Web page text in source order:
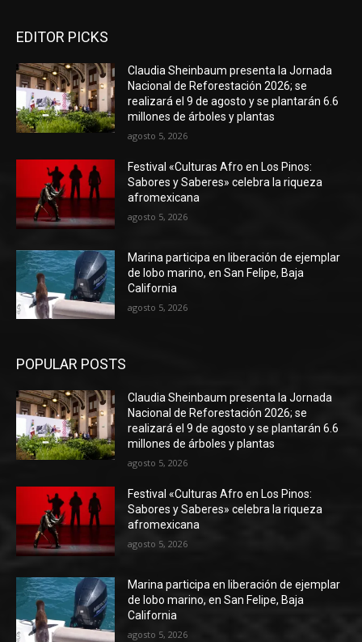
EDITOR PICKS
Claudia Sheinbaum presenta la Jornada
Nacional de Reforestación 2026; se
realizará el 9 de agosto y se plantarán 6.6
millones de árboles y plantas
agosto 5, 2026
Festival «Culturas Afro en Los Pinos:
Sabores y Saberes» celebra la riqueza
afromexicana
agosto 5, 2026
Marina participa en liberación de ejemplar
de lobo marino, en San Felipe, Baja
California
agosto 5, 2026
POPULAR POSTS
Claudia Sheinbaum presenta la Jornada
Nacional de Reforestación 2026; se
realizará el 9 de agosto y se plantarán 6.6
millones de árboles y plantas
agosto 5, 2026
Festival «Culturas Afro en Los Pinos:
Sabores y Saberes» celebra la riqueza
afromexicana
agosto 5, 2026
Marina participa en liberación de ejemplar
de lobo marino, en San Felipe, Baja
California
agosto 5, 2026